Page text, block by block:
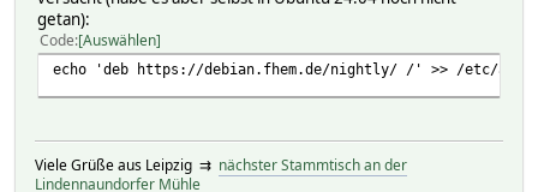
getan):
Code Auswählen
echo 'deb https://debian.fhem.de/nightly/ /' >> /etc/apt/
Viele Grüße aus Leipzig ⇉ nächster Stammtisch an der
Lindennaundorfer Mühle